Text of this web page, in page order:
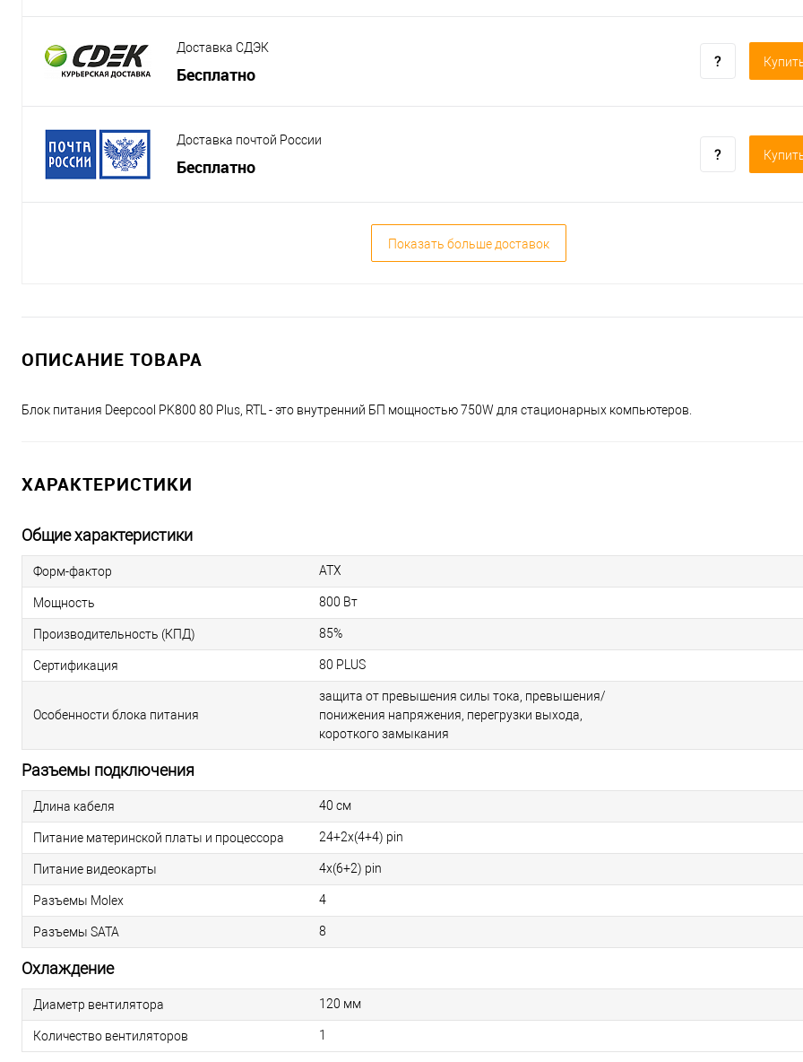
Доставка СДЭК
Бесплатно
Доставка почтой России
Бесплатно
Показать больше доставок
ОПИСАНИЕ ТОВАРА
Блок питания Deepcool PK800 80 Plus, RTL - это внутренний БП мощностью 750W для стационарных компьютеров.
ХАРАКТЕРИСТИКИ
Общие характеристики
Форм-фактор ATX
Мощность 800 Вт
Производительность (КПД) 85%
Сертификация 80 PLUS
Особенности блока питания
защита от превышения силы тока, превышения/
понижения напряжения, перегрузки выхода,
короткого замыкания
Разъемы подключения
Длина кабеля 40 см
Питание материнской платы и процессора 24+2x(4+4) pin
Питание видеокарты 4х(6+2) pin
Разъемы Molex 4
Разъемы SATA 8
Охлаждение
Диаметр вентилятора 120 мм
Количество вентиляторов 1